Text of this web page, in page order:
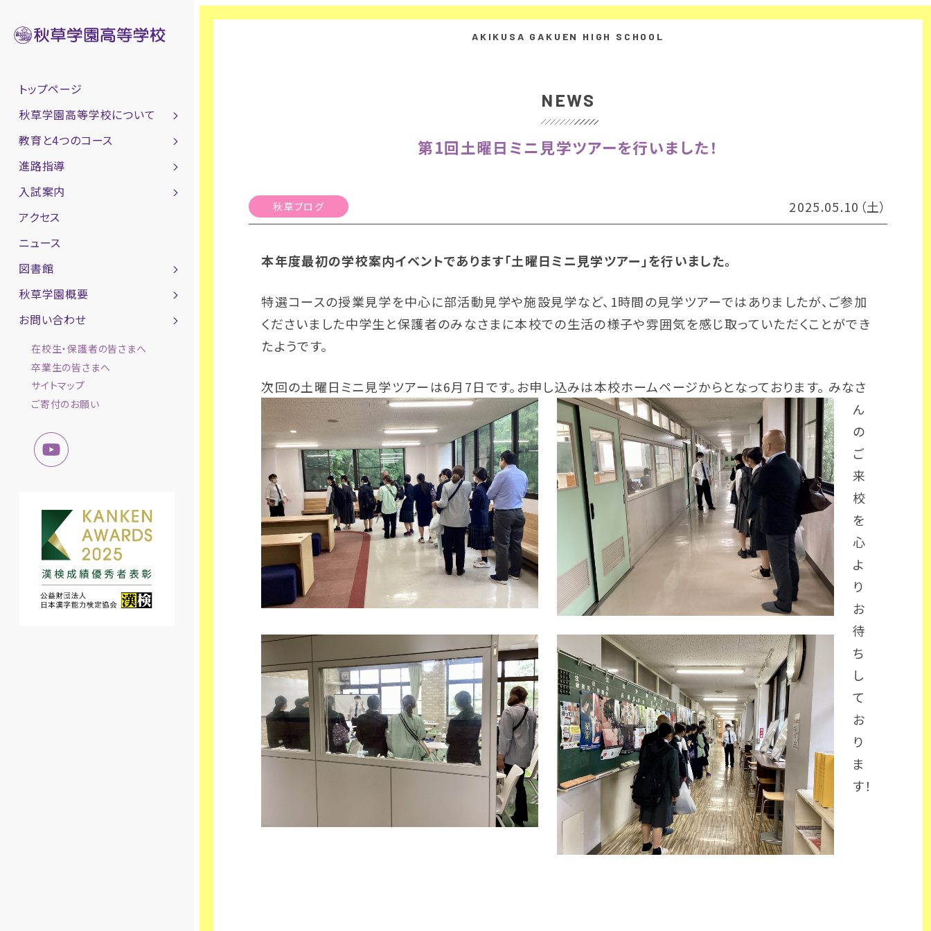
トップページ
秋草学園高等学校について
教育と4つのコース
進路指導
入試案内
アクセス
ニュース
図書館
秋草学園概要
お問い合わせ
在校生・保護者の皆さまへ
卒業生の皆さまへ
サイトマップ
ご寄付のお願い
NEWS
第1回土曜日ミニ見学ツアーを行いました！
秋草ブログ 2025.05.10（土）
本年度最初の学校案内イベントであります「土曜日ミニ見学ツアー」を行いました。
特選コースの授業見学を中心に部活動見学や施設見学など、1時間の見学ツアーではありましたが、ご参加
くださいました中学生と保護者のみなさまに本校での生活の様子や雰囲気を感じ取っていただくことができ
たようです。
次回の土曜日ミニ見学ツアーは6月7日です。お申し込みは本校ホームページからとなっております。 みなさ
ん
の
ご
来
校
を
心
よ
り
お
待
ち
し
て
お
り
ま
す！